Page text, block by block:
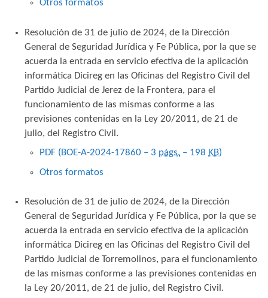
Otros formatos
Resolución de 31 de julio de 2024, de la Dirección
General de Seguridad Jurídica y Fe Pública, por la que se
acuerda la entrada en servicio efectiva de la aplicación
informática Dicireg en las Oficinas del Registro Civil del
Partido Judicial de Jerez de la Frontera, para el
funcionamiento de las mismas conforme a las
previsiones contenidas en la Ley 20/2011, de 21 de
julio, del Registro Civil.
PDF (BOE-A-2024-17860 – 3 págs. – 198 KB)
Otros formatos
Resolución de 31 de julio de 2024, de la Dirección
General de Seguridad Jurídica y Fe Pública, por la que se
acuerda la entrada en servicio efectiva de la aplicación
informática Dicireg en las Oficinas del Registro Civil del
Partido Judicial de Torremolinos, para el funcionamiento
de las mismas conforme a las previsiones contenidas en
la Ley 20/2011, de 21 de julio, del Registro Civil.